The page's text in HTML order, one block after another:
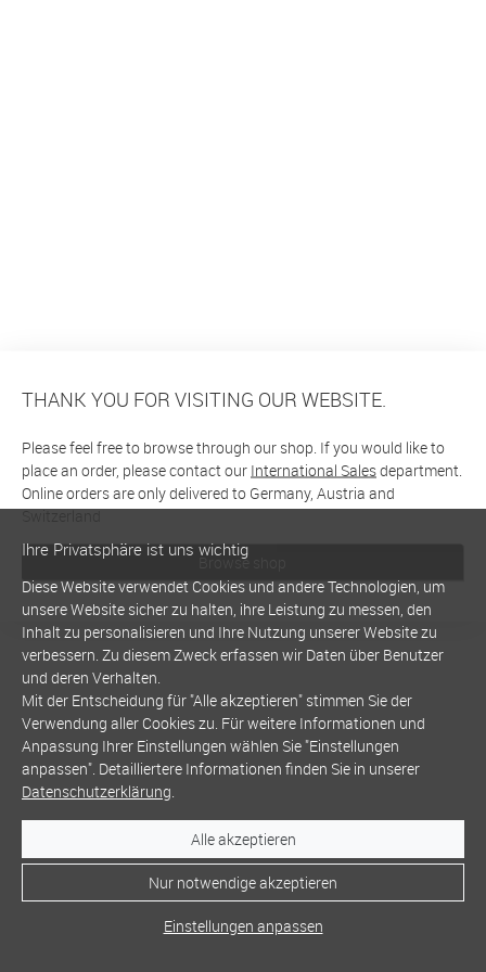
THANK YOU FOR VISITING OUR WEBSITE.
Please feel free to browse through our shop. If you would like to
place an order, please contact our International Salesdepartment.
Online orders are only delivered to Germany, Austria and
Switzerland
Browse shop
Ihre Privatsphäre ist uns wichtig
Diese Website verwendet Cookies und andere Technologien, um
unsere Website sicher zu halten, ihre Leistung zu messen, den
Inhalt zu personalisieren und Ihre Nutzung unserer Website zu
verbessern. Zu diesem Zweck erfassen wir Daten über Benutzer
und deren Verhalten.
Mit der Entscheidung für "Alle akzeptieren" stimmen Sie der
Verwendung aller Cookies zu. Für weitere Informationen und
Anpassung Ihrer Einstellungen wählen Sie "Einstellungen
anpassen". Detailliertere Informationen finden Sie in unserer
Datenschutzerklärung.
Alle akzeptieren
Nur notwendige akzeptieren
Einstellungen anpassen